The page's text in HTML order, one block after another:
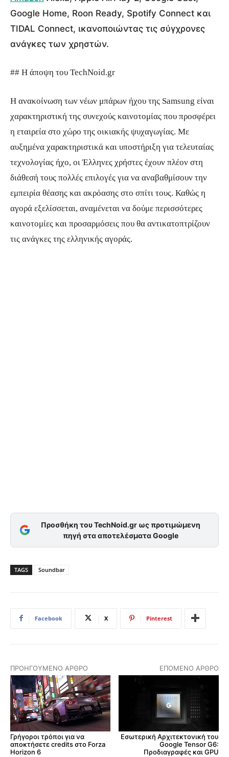
Google Home, Roon Ready, Spotify Connect και
TIDAL Connect, ικανοποιώντας τις σύγχρονες
ανάγκες των χρηστών.
## Η άποψη του TechNoid.gr
Η ανακοίνωση των νέων μπάρων ήχου της Samsung είναι
χαρακτηριστική της συνεχούς καινοτομίας που προσφέρει
η εταιρεία στο χώρο της οικιακής ψυχαγωγίας. Με
αυξημένα χαρακτηριστικά και υποστήριξη για τελευταίας
τεχνολογίας ήχο, οι Έλληνες χρήστες έχουν πλέον στη
διάθεσή τους πολλές επιλογές για να αναβαθμίσουν την
εμπειρία θέασης και ακρόασης στο σπίτι τους. Καθώς η
αγορά εξελίσσεται, αναμένεται να δούμε περισσότερες
καινοτομίες και προσαρμόσεις που θα αντικατοπτρίζουν
τις ανάγκες της ελληνικής αγοράς.
Προσθήκη του TechNoid.gr ως προτιμώμενη
πηγή στα αποτελέσματα Google
TAGS Soundbar
Facebook X Pinterest
ΠΡΟΗΓΟΎΜΕΝΟ ΆΡΘΡΟ
Γρήγοροι τρόποι για να
αποκτήσετε credits στο Forza
Horizon 6
ΕΠΌΜΕΝΟ ΆΡΘΡΟ
Εσωτερική Αρχιτεκτονική του
Google Tensor G6:
Προδιαγραφές και GPU